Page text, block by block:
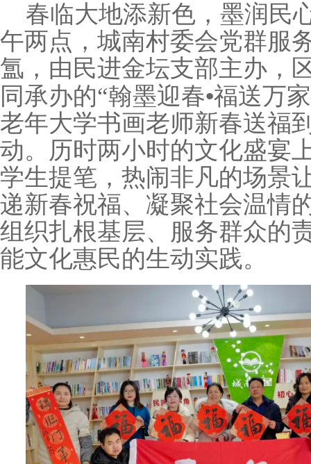
春临大地添新色，墨润民
午两点，城南村委会党群服
氲，由民进金坛支部主办，
同承办的“翰墨迎春•福送万
老年大学书画老师新春送福
动。历时两小时的文化盛宴
学生提笔，热闹非凡的场景
递新春祝福、凝聚社会温情
组织扎根基层、服务群众的
能文化惠民的生动实践。